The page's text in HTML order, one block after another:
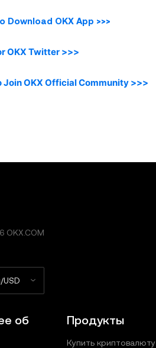
Download OKX App >>>
OKX Twitter >>>
Join OKX Official Community >>>
OKX.COM
USD
об
Продукты
Купить криптовалюту